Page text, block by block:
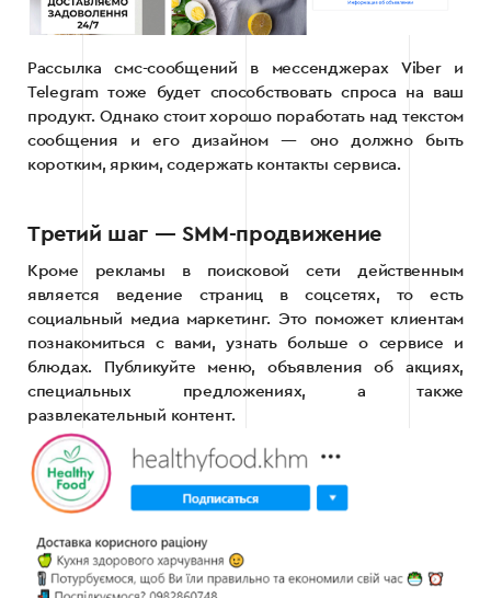
Рассылка смс-сообщений в мессенджерах Viber и
Telegram тоже будет способствовать спроса на ваш
продукт. Однако стоит хорошо поработать над текстом
сообщения и его дизайном — оно должно быть
коротким, ярким, содержать контакты сервиса.
Третий шаг — SMM-продвижение
Кроме рекламы в поисковой сети действенным
является ведение страниц в соцсетях, то есть
социальный медиа маркетинг. Это поможет клиентам
познакомиться с вами, узнать больше о сервисе и
блюдах. Публикуйте меню, объявления об акциях,
специальных предложениях, а также
развлекательный контент.